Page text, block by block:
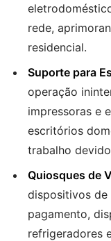
rede,
residencial.
Suporte para
operação
impressoras e
escritórios
trabalho
Quiosques de
dispositivos de
pagamento,
refrigeradores